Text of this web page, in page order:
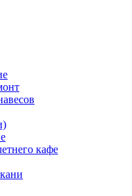
кафе